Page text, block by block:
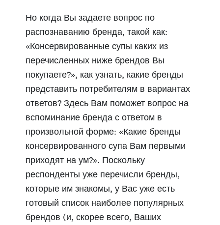
Но когда Вы задаете вопрос по
распознаванию бренда, такой как:
«Консервированные супы каких из
перечисленных ниже брендов Вы
покупаете?», как узнать, какие бренды
представить потребителям в вариантах
ответов? Здесь Вам поможет вопрос на
вспоминание бренда с ответом в
произвольной форме: «Какие бренды
консервированного супа Вам первыми
приходят на ум?». Поскольку
респонденты уже перечисли бренды,
которые им знакомы, у Вас уже есть
готовый список наиболее популярных
брендов (и, скорее всего, Ваших